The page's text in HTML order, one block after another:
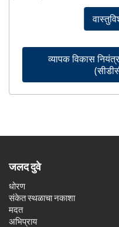
व्यापक विकास
जलद दुवे
धोरण
संकेत स्थळाचा नकाशा
मदत
अभिप्राय